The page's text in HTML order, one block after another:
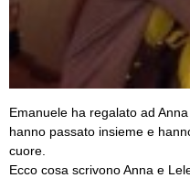
Emanuele ha regalato ad
hanno passato insieme e
cuore.
Ecco cosa scrivono Anna e